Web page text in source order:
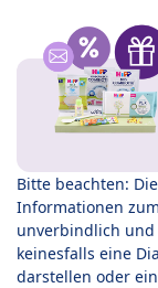
Bitte beachten:
Informationen
unverbindlich
keinesfalls eine
darstellen oder